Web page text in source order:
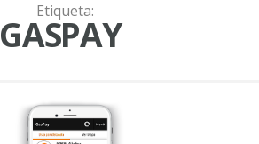
Etiqueta:
GASPAY